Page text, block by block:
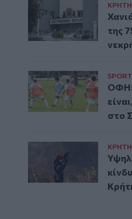
ΚΡΗΤΗ
της
ΟΦΗ:
στο
ΚΡΗΤΗ